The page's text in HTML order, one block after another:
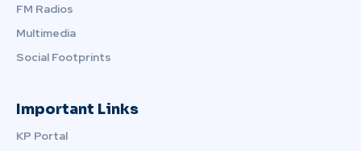
FM Radios
Multimedia
Social Footprints
Important Links
KP Portal